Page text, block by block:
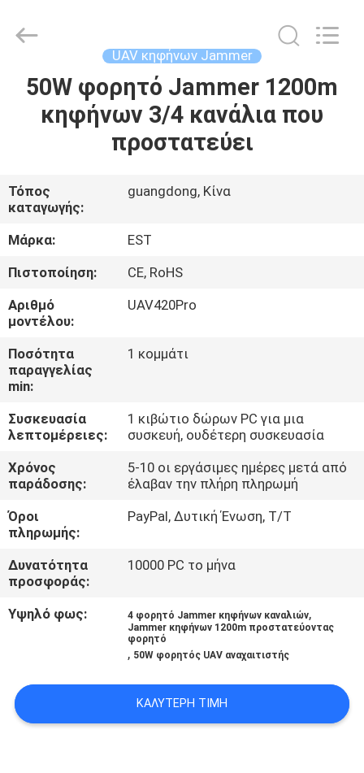
ΣΠΊΤΙ
ΠΡΟΪΌΝΤΑ
ΒΊΝΤΕΟ
ΠΕΡΊΠΟΥ
ΕΜΕΊΣ
ΞΕΝΆΓΗΣΗ
ΣΤΟ
ΕΡΓΟΣΤΆΣΙΟ
ΠΟΙΟΤΙΚΌΣ
ΈΛΕΓΧΟΣ
ΜΑΣ
ΕΛΆΤΕ
ΣΕ
ΕΠΑΦΉ
ΜΕ
ΠΕΡΙΠΤΏΣΕΙΣ
ELECTRONICS(HK)
CO.,LTD.
UAV κηφήνων Jammer
50W φορητό Jammer 1200m
κηφήνων 3/4 κανάλια που
προστατεύει
Τόπος
καταγωγής:
guangdong, Κίνα
Μάρκα:
EST
Πιστοποίηση:
CE, RoHS
Αριθμό
μοντέλου:
UAV420Pro
Ποσότητα
παραγγελίας
min:
1 κομμάτι
Συσκευασία
λεπτομέρειες:
1 κιβώτιο δώρων PC για μια
συσκευή, ουδέτερη συσκευασία
Χρόνος
παράδοσης:
5-10 οι εργάσιμες ημέρες μετά από
έλαβαν την πλήρη πληρωμή
Όροι
πληρωμής:
PayPal, Δυτική Ένωση, T/T
Δυνατότητα
προσφοράς:
10000 PC το μήνα
Υψηλό φως: 4 φορητό Jammer κηφήνων καναλιών,
Jammer κηφήνων 1200m προστατεύοντας
φορητό
, 50W φορητός UAV αναχαιτιστής
ΚΑΛΎΤΕΡΗ ΤΙΜΉ